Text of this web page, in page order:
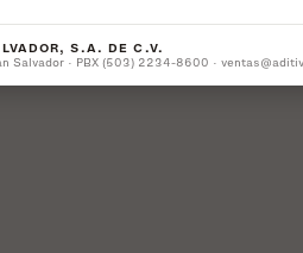
S.A. DE C.V.
Salvador · PBX (503) 2234-8600 ·